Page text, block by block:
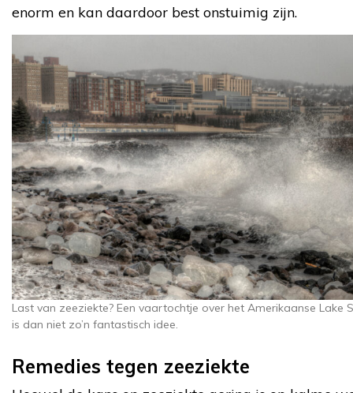
enorm en kan daardoor best onstuimig zijn.
Last van zeeziekte? Een vaartochtje over het Amerikaanse Lake
is dan niet zo’n fantastisch idee.
Remedies tegen zeeziekte